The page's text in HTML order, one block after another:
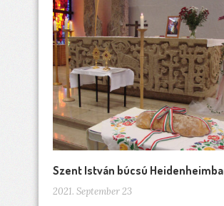
Szent István búcsú
2021. September 23